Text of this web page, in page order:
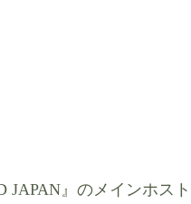
JAPAN』のメインホス